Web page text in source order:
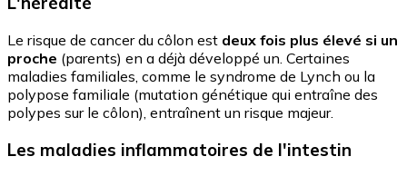
Le risque de cancer du côlon est deux fois plus élevé si un
proche (parents) en a déjà développé un. Certaines
maladies familiales, comme le syndrome de Lynch ou la
polypose familiale (mutation génétique qui entraîne des
polypes sur le côlon), entraînent un risque majeur.
Les maladies inflammatoires de l'intestin